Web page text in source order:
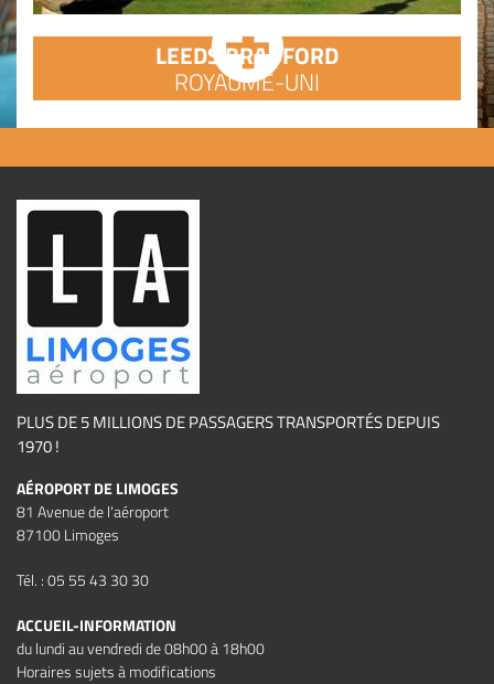
LEEDS BRADFORD
ROYAUME-UNI
PLUS DE 5 MILLIONS DE PASSAGERS TRANSPORTÉS DEPUIS
1970 !
AÉROPORT DE LIMOGES
81 Avenue de l'aéroport
87100 Limoges
Tél. : 05 55 43 30 30
ACCUEIL-INFORMATION
du lundi au vendredi de 08h00 à 18h00
Horaires sujets à modifications